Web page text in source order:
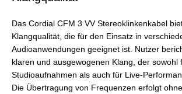
Das Cordial CFM 3 VV Stereoklinkenkabel
Klangqualität, die für den Einsatz in
Audioanwendungen geeignet ist. Nutzer
klaren und ausgewogenen Klang, der sowohl
Studioaufnahmen als auch für Live-
Die Übertragung von Frequenzen erfolgt